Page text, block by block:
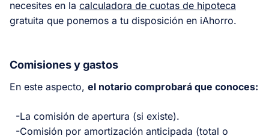
necesites en la calculadora de cuotas de hipoteca
gratuita que ponemos a tu disposición en iAhorro.
Comisiones y gastos
En este aspecto, el notario comprobará que conoces:
-La comisión de apertura (si existe).
-Comisión por amortización anticipada (total o